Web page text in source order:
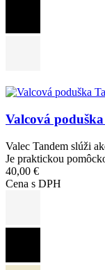
Obrázok
Valcová
Valec Tandem slúži
Je praktickou
40,00 €
Cena s DPH